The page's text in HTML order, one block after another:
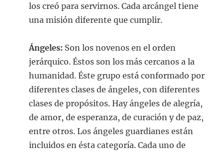
los creó para servirnos. Cada arcángel tiene
una misión diferente que cumplir.
Ángeles: Son los novenos en el orden
jerárquico. Éstos son los más cercanos a la
humanidad. Éste grupo está conformado por
diferentes clases de ángeles, con diferentes
clases de propósitos. Hay ángeles de alegría,
de amor, de esperanza, de curación y de paz,
entre otros. Los ángeles guardianes están
incluidos en ésta categoría. Cada uno de